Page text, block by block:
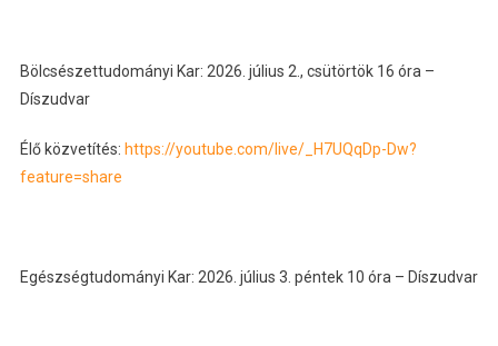
Bölcsészettudományi Kar: 2026. július 2., csütörtök 16 óra –
Díszudvar
Élő közvetítés: https://youtube.com/live/_H7UQqDp-Dw?
feature=share
Egészségtudományi Kar: 2026. július 3. péntek 10 óra – Díszudvar